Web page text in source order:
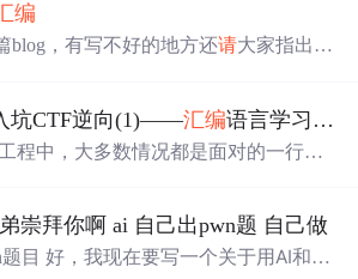
编
blog，有写不好的地方还请大家指出，
巨人的肩膀上的确是个不错的选择，
用前人留给我们的工具是无法超越他
坑CTF逆向(1)——汇编语言学习，从零基础到精通，收藏这篇就够了！
程中，大多数情况都是面对的一行一
逆向工程我们也没必要记住所有的汇
知道常见的汇编指令（也就大概20到5
弟崇拜你啊 ai 自己出pwn题 自己做
目 好，我现在要写一个关于用AI和逆